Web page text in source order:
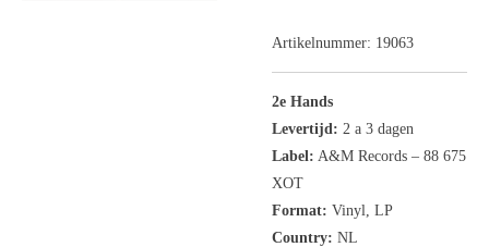
Artikelnummer: 19063
2e Hands
Levertijd: 2 a 3 dagen
Label: A&M Records ‎– 88 675
XOT
Format: Vinyl, LP
Country: NL